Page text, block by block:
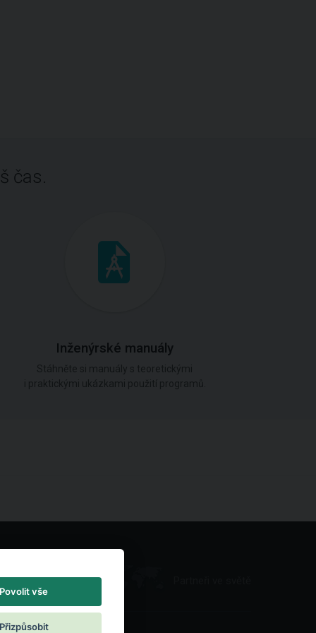
čas.
Inženýrské manuály
Povolit vše
Přizpůsobit